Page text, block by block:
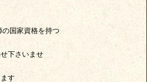
国家資格を持つ
下さいませ
す